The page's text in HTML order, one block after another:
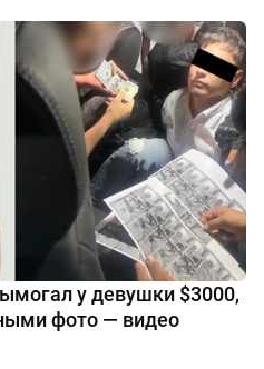
у девушки $3000,
фото — видео